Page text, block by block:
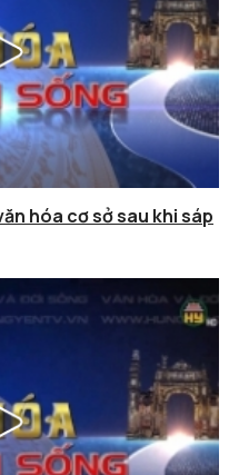
hóa cơ sở sau khi sáp